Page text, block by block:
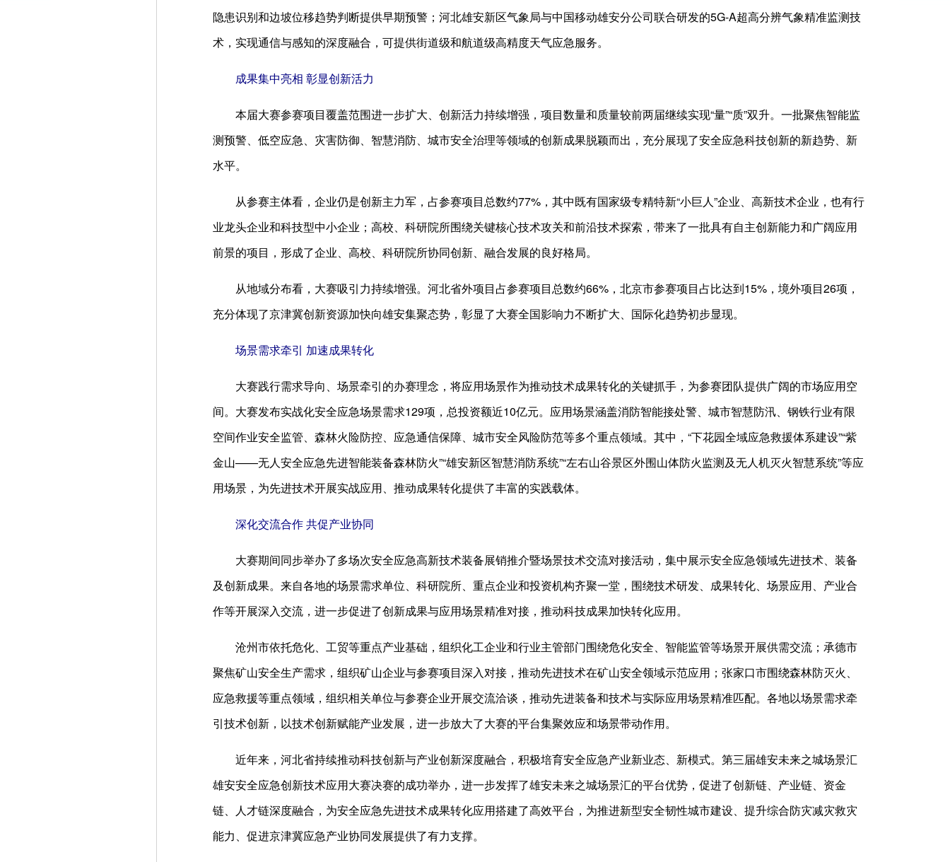
隐患识别和边坡位移趋势判断提供早期预警；河北雄安新区气象局与中国移动雄安分公司联合研发的5G-A超高分辨气象精准监测技
术，实现通信与感知的深度融合，可提供街道级和航道级高精度天气应急服务。
成果集中亮相 彰显创新活力
本届大赛参赛项目覆盖范围进一步扩大、创新活力持续增强，项目数量和质量较前两届继续实现“量”“质”双升。一批聚焦智能监
测预警、低空应急、灾害防御、智慧消防、城市安全治理等领域的创新成果脱颖而出，充分展现了安全应急科技创新的新趋势、新
水平。
从参赛主体看，企业仍是创新主力军，占参赛项目总数约77%，其中既有国家级专精特新“小巨人”企业、高新技术企业，也有行
业龙头企业和科技型中小企业；高校、科研院所围绕关键核心技术攻关和前沿技术探索，带来了一批具有自主创新能力和广阔应用
前景的项目，形成了企业、高校、科研院所协同创新、融合发展的良好格局。
从地域分布看，大赛吸引力持续增强。河北省外项目占参赛项目总数约66%，北京市参赛项目占比达到15%，境外项目26项，
充分体现了京津冀创新资源加快向雄安集聚态势，彰显了大赛全国影响力不断扩大、国际化趋势初步显现。
场景需求牵引 加速成果转化
大赛践行需求导向、场景牵引的办赛理念，将应用场景作为推动技术成果转化的关键抓手，为参赛团队提供广阔的市场应用空
间。大赛发布实战化安全应急场景需求129项，总投资额近10亿元。应用场景涵盖消防智能接处警、城市智慧防汛、钢铁行业有限
空间作业安全监管、森林火险防控、应急通信保障、城市安全风险防范等多个重点领域。其中，“下花园全域应急救援体系建设”“紫
金山——无人安全应急先进智能装备森林防火”“雄安新区智慧消防系统”“左右山谷景区外围山体防火监测及无人机灭火智慧系统”等应
用场景，为先进技术开展实战应用、推动成果转化提供了丰富的实践载体。
深化交流合作 共促产业协同
大赛期间同步举办了多场次安全应急高新技术装备展销推介暨场景技术交流对接活动，集中展示安全应急领域先进技术、装备
及创新成果。来自各地的场景需求单位、科研院所、重点企业和投资机构齐聚一堂，围绕技术研发、成果转化、场景应用、产业合
作等开展深入交流，进一步促进了创新成果与应用场景精准对接，推动科技成果加快转化应用。
沧州市依托危化、工贸等重点产业基础，组织化工企业和行业主管部门围绕危化安全、智能监管等场景开展供需交流；承德市
聚焦矿山安全生产需求，组织矿山企业与参赛项目深入对接，推动先进技术在矿山安全领域示范应用；张家口市围绕森林防灭火、
应急救援等重点领域，组织相关单位与参赛企业开展交流洽谈，推动先进装备和技术与实际应用场景精准匹配。各地以场景需求牵
引技术创新，以技术创新赋能产业发展，进一步放大了大赛的平台集聚效应和场景带动作用。
近年来，河北省持续推动科技创新与产业创新深度融合，积极培育安全应急产业新业态、新模式。第三届雄安未来之城场景汇
雄安安全应急创新技术应用大赛决赛的成功举办，进一步发挥了雄安未来之城场景汇的平台优势，促进了创新链、产业链、资金
链、人才链深度融合，为安全应急先进技术成果转化应用搭建了高效平台，为推进新型安全韧性城市建设、提升综合防灾减灾救灾
能力、促进京津冀应急产业协同发展提供了有力支撑。